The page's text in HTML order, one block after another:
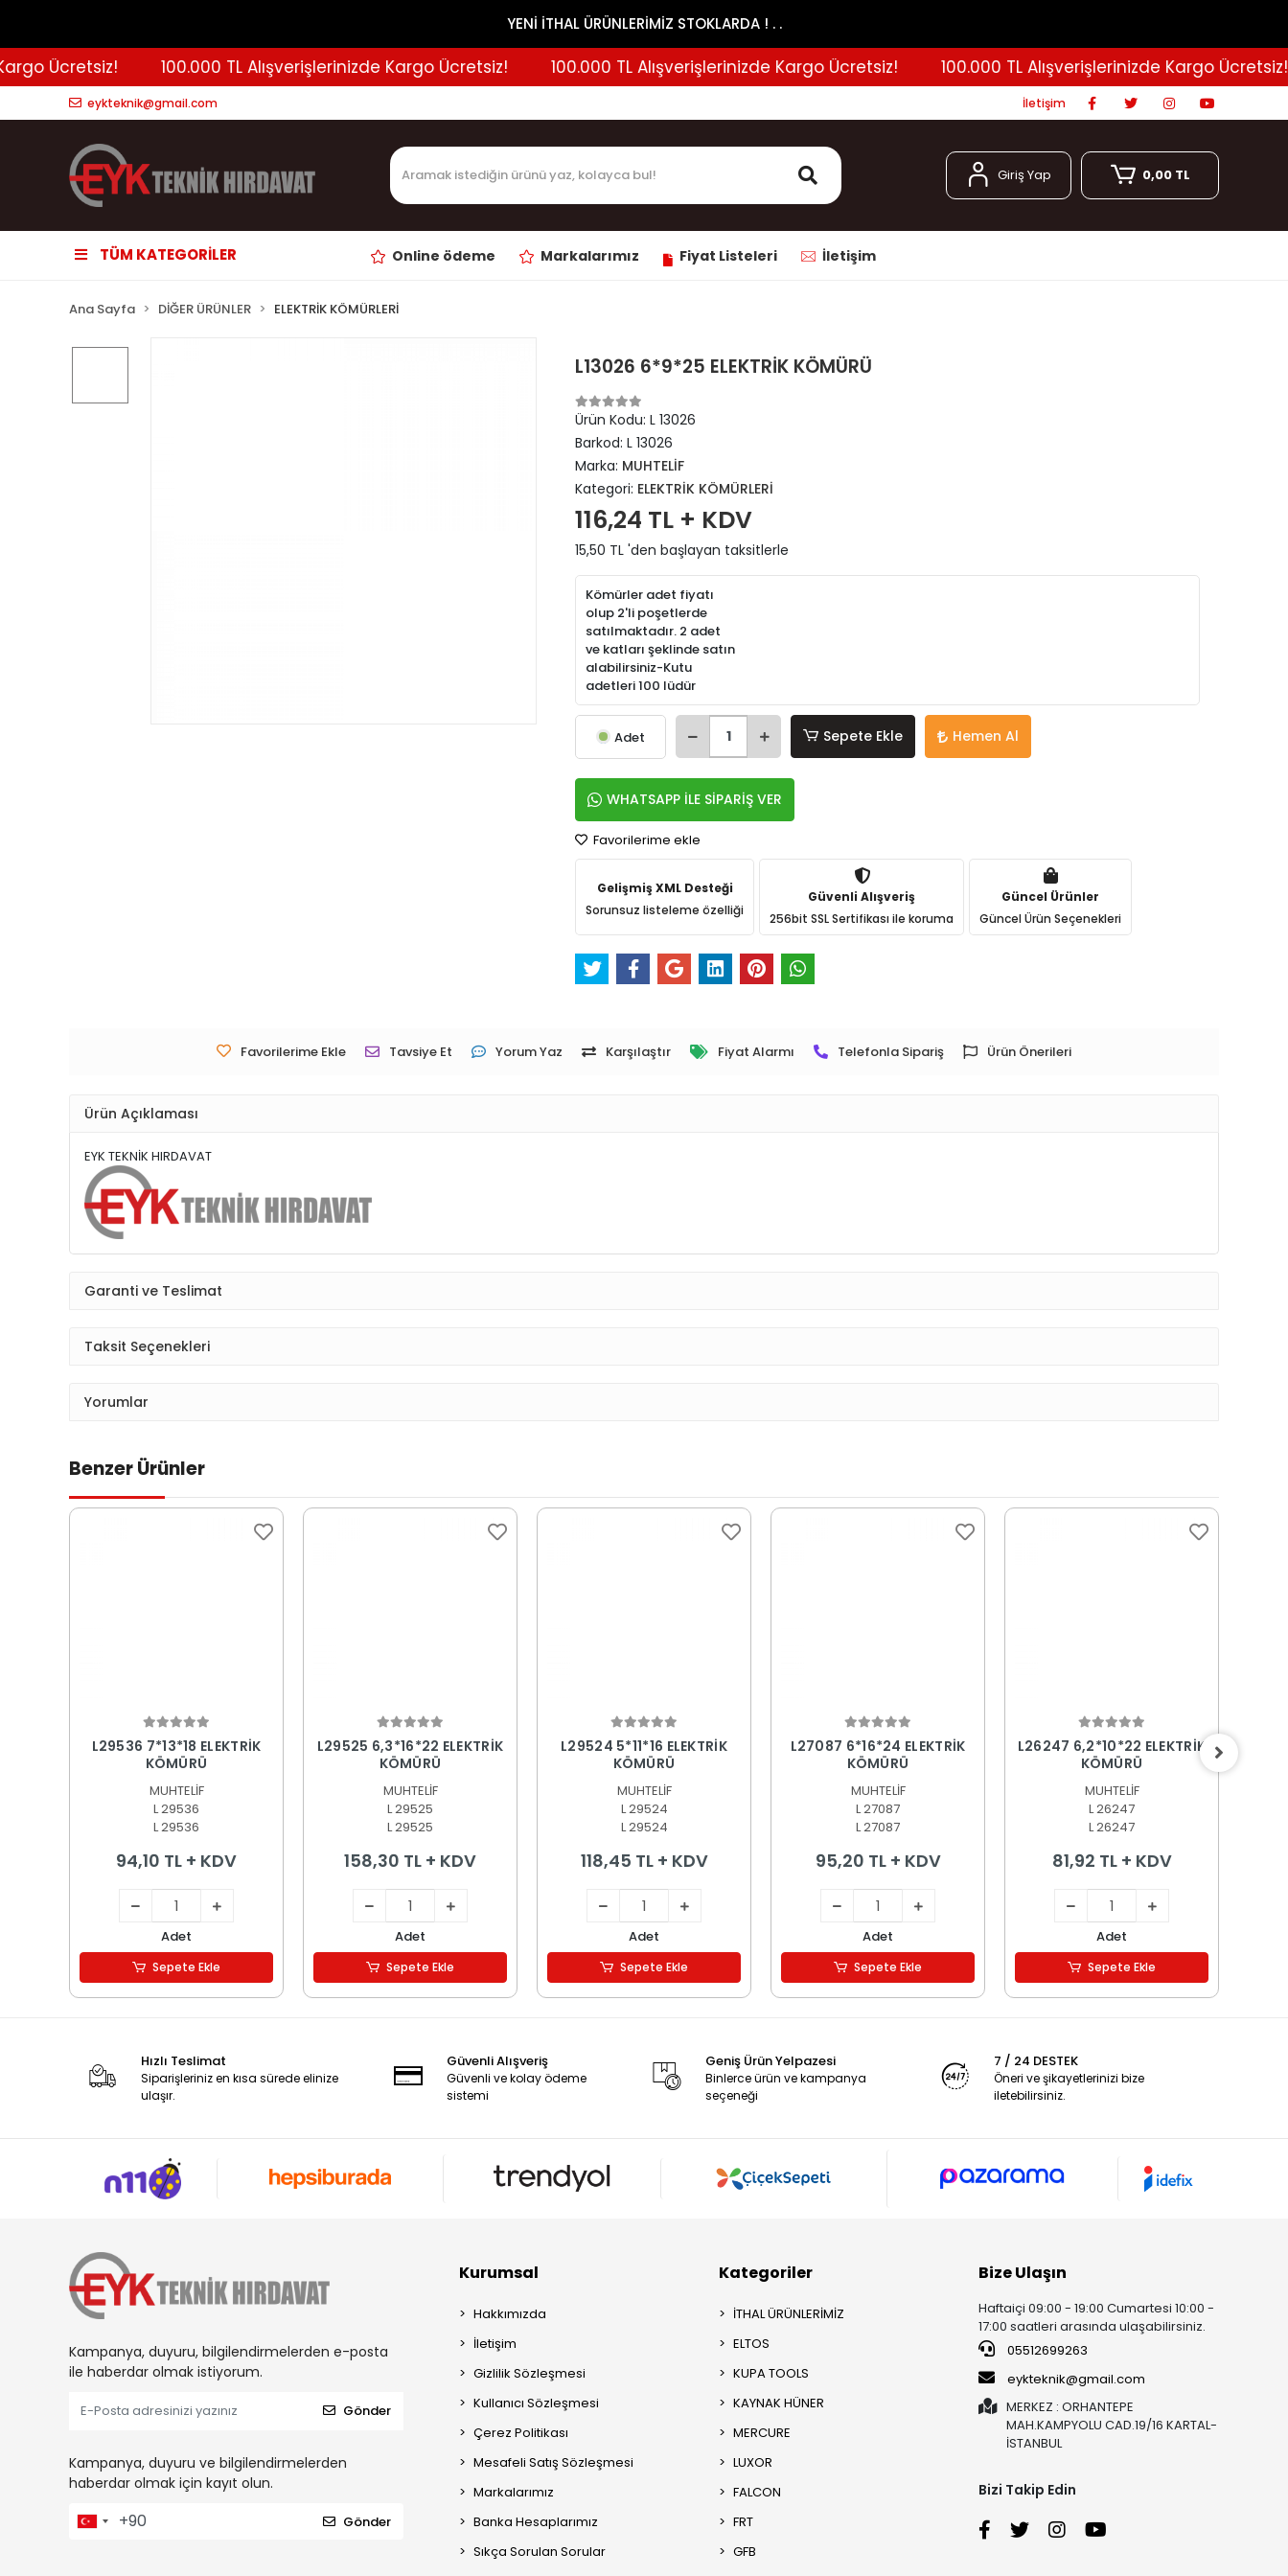
YENİ İTHAL ÜRÜNLERİMİZ STOKLARDA ! . .
Ücretsiz! 100.000 TL Alışverişlerinizde Kargo Ücretsiz! 100.000 TL Alışverişlerinizde Kargo Ücretsiz! 100.000 TL Alışverişlerinizde Kargo Ücretsiz!
eykteknik@gmail.com İletişim
Giriş Yap 0,00 TL
TÜM KATEGORİLER Online ödeme Markalarımız Fiyat Listeleri İletişim
Ana Sayfa DİĞER ÜRÜNLER ELEKTRİK KÖMÜRLERİ
L13026 6*9*25 ELEKTRİK KÖMÜRÜ
Ürün Kodu:L 13026
Barkod:L 13026
Marka: MUHTELİF
Kategori: ELEKTRİK KÖMÜRLERİ
116,24 TL + KDV
15,50 TL 'den başlayan taksitlerle
Kömürler adet fiyatı
olup 2'li poşetlerde
satılmaktadır. 2 adet
ve katları şeklinde satın
alabilirsiniz-Kutu
adetleri 100 lüdür
Adet Sepete Ekle Hemen Al
WHATSAPP İLE SİPARİŞ VER
Favorilerime ekle
Gelişmiş XML Desteği
Sorunsuz listeleme özelliği
Güvenli Alışveriş
256bit SSL Sertifikası ile koruma
Güncel Ürünler
Güncel Ürün Seçenekleri
Favorilerime Ekle Tavsiye Et Yorum Yaz Karşılaştır Fiyat Alarmı Telefonla Sipariş Ürün Önerileri
Ürün Açıklaması
EYK TEKNİK HIRDAVAT
Garanti ve Teslimat
Taksit Seçenekleri
Yorumlar
Benzer Ürünler
L29536 7*13*18 ELEKTRİK
KÖMÜRÜ
MUHTELİF
L 29536
L 29536
94,10 TL + KDV
Adet
Sepete Ekle
L29525 6,3*16*22 ELEKTRİK
KÖMÜRÜ
MUHTELİF
L 29525
L 29525
158,30 TL + KDV
Adet
Sepete Ekle
L29524 5*11*16 ELEKTRİK
KÖMÜRÜ
MUHTELİF
L 29524
L 29524
118,45 TL + KDV
Adet
Sepete Ekle
L27087 6*16*24 ELEKTRİK
KÖMÜRÜ
MUHTELİF
L 27087
L 27087
95,20 TL + KDV
Adet
Sepete Ekle
L26247 6,2*10*22 ELEKTRİK
KÖMÜRÜ
MUHTELİF
L 26247
L 26247
81,92 TL + KDV
Adet
Sepete Ekle
Hızlı Teslimat
Siparişleriniz en kısa sürede elinize
ulaşır.
Güvenli Alışveriş
Güvenli ve kolay ödeme
sistemi
Geniş Ürün Yelpazesi
Binlerce ürün ve kampanya
seçeneği
7 / 24 DESTEK
Öneri ve şikayetlerinizi bize
iletebilirsiniz.
Kampanya, duyuru, bilgilendirmelerden e-posta
ile haberdar olmak istiyorum.
Gönder
Kampanya, duyuru ve bilgilendirmelerden
haberdar olmak için kayıt olun.
Gönder
Kurumsal
Hakkımızda
İletişim
Gizlilik Sözleşmesi
Kullanıcı Sözleşmesi
Çerez Politikası
Mesafeli Satış Sözleşmesi
Markalarımız
Banka Hesaplarımız
Sıkça Sorulan Sorular
Kategoriler
İTHAL ÜRÜNLERİMİZ
ELTOS
KUPA TOOLS
KAYNAK HÜNER
MERCURE
LUXOR
FALCON
FRT
GFB
Bize Ulaşın
Haftaiçi 09:00 - 19:00 Cumartesi 10:00 -
17:00 saatleri arasında ulaşabilirsiniz.
05512699263
eykteknik@gmail.com
MERKEZ : ORHANTEPE
MAH.KAMPYOLU CAD.19/16 KARTAL-
İSTANBUL
Bizi Takip Edin